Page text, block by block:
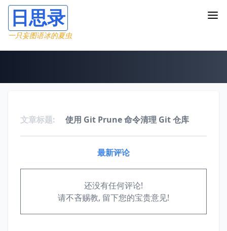
日思录
一只妄图语冰的夏虫
文章标题: 使用 Git Prune 命令清理 Git 仓库
最新评论
还没有任何评论!
请不吝赐教, 留下您的宝贵意见!